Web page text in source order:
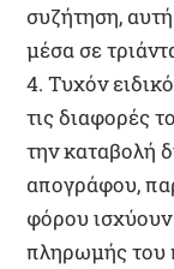
συζήτηση,
μέσα σε
4. Τυχόν
τις διαφορές
την καταβολή
απογράφου,
φόρου ισχύουν
πληρωμής του